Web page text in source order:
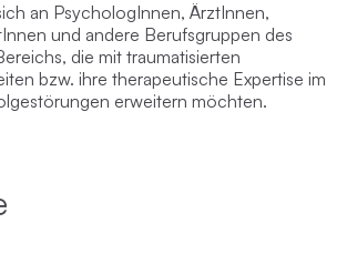
an PsychologInnen, ÄrztInnen,
und andere Berufsgruppen des
die mit traumatisierten
bzw. ihre therapeutische Expertise im
erweitern möchten.